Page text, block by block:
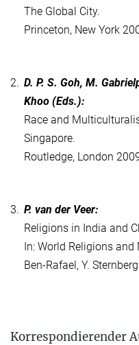
The Global City.
Princeton, New York
2. D. P. S. Goh, M.
Khoo (Eds.):
Race and
Singapore.
Routledge, London
3. P. van der Veer:
Religions in India and
In: World Religions
Ben-Rafael, Y.
Korrespondierender